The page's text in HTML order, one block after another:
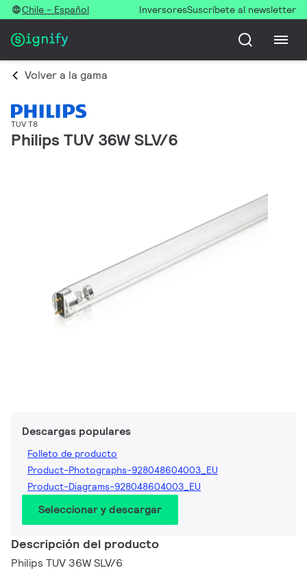
Chile - Español InversoresSuscríbete al newsletter
Volver a la gama
TUV T8
Philips TUV 36W SLV/6
Descargas populares
Folleto de producto
Product-Photographs-928048604003_EU
Product-Diagrams-928048604003_EU
Seleccionar y descargar
Descripción del producto
Philips TUV 36W SLV/6